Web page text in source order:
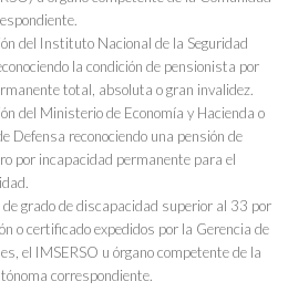
del Instituto Nacional de la Seguridad
la condición de pensionista por
total, absoluta o gran invalidez.
del Ministerio de Economía y Hacienda o
Defensa reconociendo una pensión de
por incapacidad permanente para el
de grado de discapacidad superior al 33 por
o certificado expedidos por la Gerencia de
el IMSERSO u órgano competente de la
correspondiente.